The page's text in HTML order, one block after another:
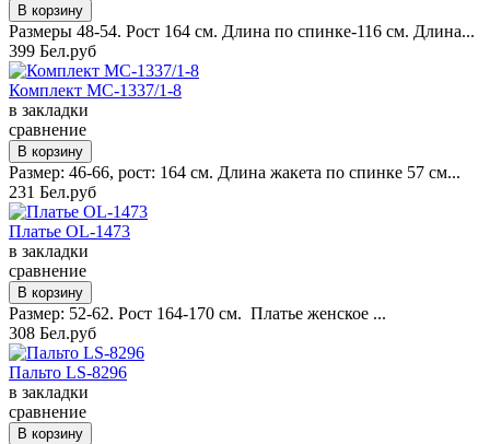
Размеры 48-54. Рост 164 см. Длина по спинке-116 см. Длина...
399 Бел.руб
Комплект MC-1337/1-8
в закладки
сравнение
Размер: 46-66, рост: 164 см. Длина жакета по спинке 57 см...
231 Бел.руб
Платье OL-1473
в закладки
сравнение
Размер: 52-62. Рост 164-170 см. Платье женское ...
308 Бел.руб
Пальто LS-8296
в закладки
сравнение